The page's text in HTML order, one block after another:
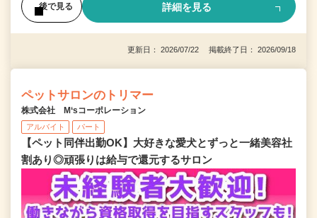
後で見る 詳細を見る
更新日： 2026/07/22 掲載終了日： 2026/09/18
ペットサロンのトリマー
株式会社 M‘sコーポレーション
アルバイト パート
【ペット同伴出勤OK】大好きな愛犬とずっと一緒美容社
割あり◎頑張りは給与で還元するサロン